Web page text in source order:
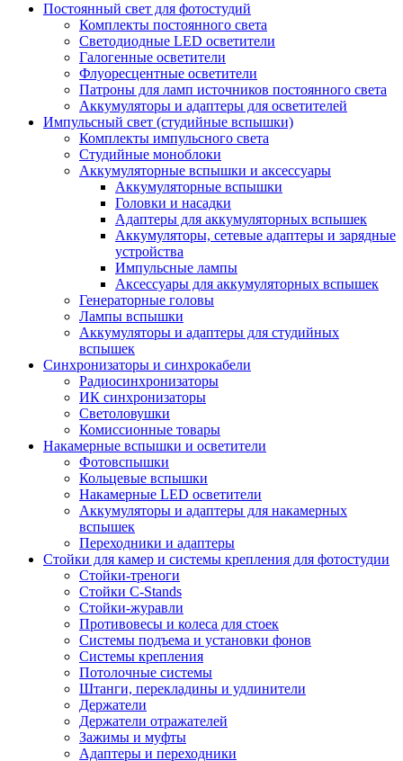
Постоянный свет для фотостудий
Комплекты постоянного света
Светодиодные LED осветители
Галогенные осветители
Флуоресцентные осветители
Патроны для ламп источников постоянного света
Аккумуляторы и адаптеры для осветителей
Импульсный свет (студийные вспышки)
Комплекты импульсного света
Студийные моноблоки
Аккумуляторные вспышки и аксессуары
Аккумуляторные вспышки
Головки и насадки
Адаптеры для аккумуляторных вспышек
Аккумуляторы, сетевые адаптеры и зарядные
устройства
Импульсные лампы
Аксессуары для аккумуляторных вспышек
Генераторные головы
Лампы вспышки
Аккумуляторы и адаптеры для студийных
вспышек
Синхронизаторы и синхрокабели
Радиосинхронизаторы
ИК синхронизаторы
Светоловушки
Комиссионные товары
Накамерные вспышки и осветители
Фотовспышки
Кольцевые вспышки
Накамерные LED осветители
Аккумуляторы и адаптеры для накамерных
вспышек
Переходники и адаптеры
Стойки для камер и системы крепления для фотостудии
Стойки-треноги
Стойки C-Stands
Стойки-журавли
Противовесы и колеса для стоек
Системы подъема и установки фонов
Системы крепления
Потолочные системы
Штанги, перекладины и удлинители
Держатели
Держатели отражателей
Зажимы и муфты
Адаптеры и переходники